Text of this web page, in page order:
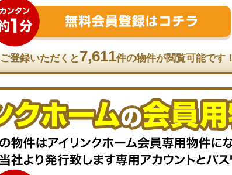
ご登録いただくと7,611件の物件が閲覧可能です！